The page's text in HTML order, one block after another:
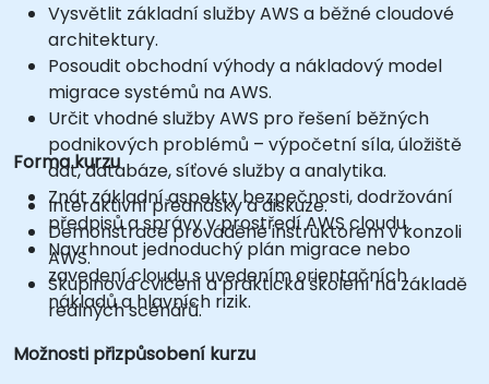
Vysvětlit základní služby AWS a běžné cloudové
architektury.
Posoudit obchodní výhody a nákladový model
migrace systémů na AWS.
Určit vhodné služby AWS pro řešení běžných
podnikových problémů – výpočetní síla, úložiště
dat, databáze, síťové služby a analytika.
Znát základní aspekty bezpečnosti, dodržování
předpisů a správy v prostředí AWS cloudu.
Navrhnout jednoduchý plán migrace nebo
zavedení cloudu s uvedením orientačních
nákladů a hlavních rizik.
Forma kurzu
Interaktivní přednášky a diskuze.
Demonstrace prováděné instruktorem v konzoli
AWS.
Skupinová cvičení a praktická školení na základě
reálných scénářů.
Možnosti přizpůsobení kurzu